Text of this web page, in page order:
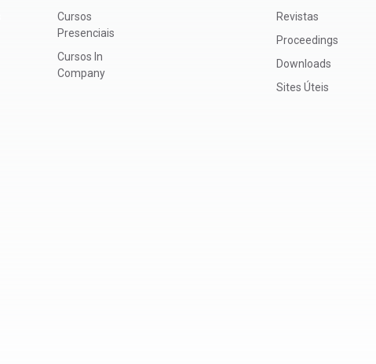
Cursos
Presenciais
Cursos In
Company
Revistas
Proceedings
Downloads
Sites Úteis